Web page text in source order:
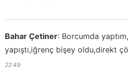
Bahar Çetiner: Borcumda
yapıştı,iğrenç bişey oldu,direkt
22:49